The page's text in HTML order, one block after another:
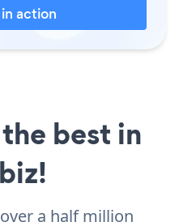
action
best in
a half million